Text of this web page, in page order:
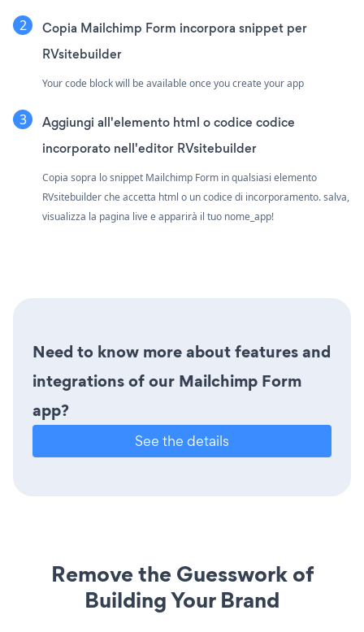
Copia Mailchimp Form incorpora snippet per
RVsitebuilder
Your code block will be available once you create your app
Aggiungi all'elemento html o codice codice
incorporato nell'editor RVsitebuilder
Copia sopra lo snippet Mailchimp Form in qualsiasi elemento
RVsitebuilder che accetta html o un codice di incorporamento. salva,
visualizza la pagina live e apparirà il tuo nome_app!
Need to know more about features and
integrations of our Mailchimp Form
app?
See the details
Remove the Guesswork of
Building Your Brand